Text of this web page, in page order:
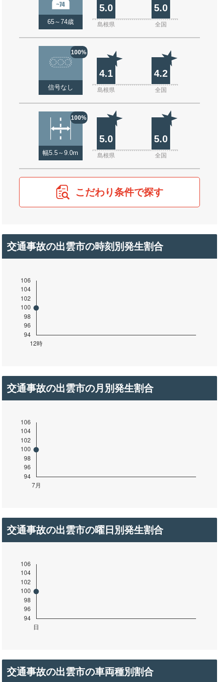
65～74歳
5.0 5.0
島根県 全国
100%
信号なし
4.1 4.2
島根県 全国
100%
幅5.5～9.0m
5.0 5.0
島根県 全国
こだわり条件で探す
交通事故の出雲市の時刻別発生割合
交通事故の出雲市の月別発生割合
交通事故の出雲市の曜日別発生割合
交通事故の出雲市の車両種別割合